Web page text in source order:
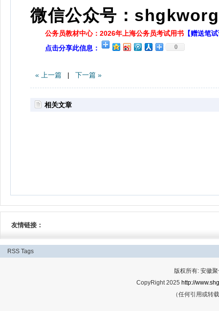
微信公众号：shgkworg
公务员教材中心：2026年上海公务员考试用书 【赠送笔
点击分享此信息：
0
« 上一篇 | 下一篇 »
相关文章
友情链接：
RSS Tags
版权所有: 安徽
CopyRight 2025 http://
（任何引用或转